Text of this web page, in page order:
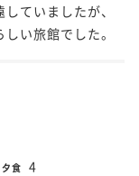
ていましたが、
い旅館でした。
夕食 4